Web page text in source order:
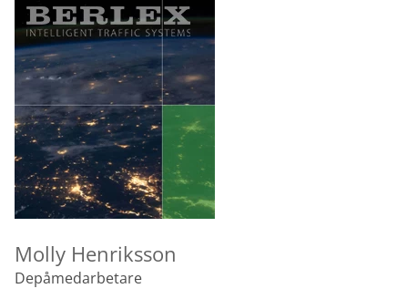
Molly Henriksson
Depåmedarbetare